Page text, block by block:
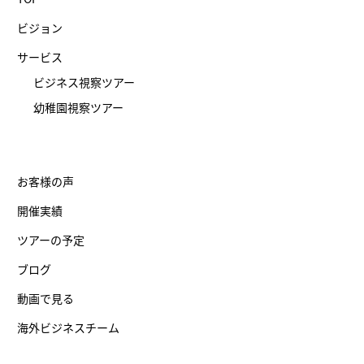
ビジョン
サービス
ビジネス視察ツアー
幼稚園視察ツアー
お客様の声
開催実績
ツアーの予定
ブログ
動画で見る
海外ビジネスチーム